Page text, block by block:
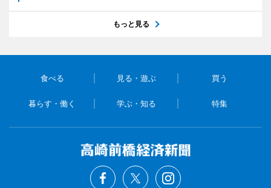
もっと見る
食べる 見る・遊ぶ 買う
暮らす・働く 学ぶ・知る 特集